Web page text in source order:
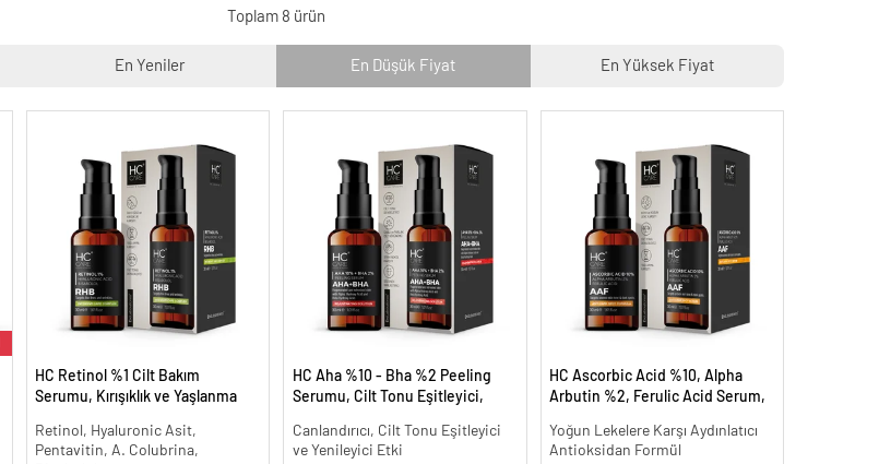
Toplam 8 ürün
En Yeniler En Düşük Fiyat En Yüksek Fiyat
HC Retinol %1 Cilt Bakım
Serumu, Kırışıklık ve Yaşlanma
Retinol, Hyaluronic Asit,
Pentavitin, A. Colubrina,
HC Aha %10 - Bha %2 Peeling
Serumu, Cilt Tonu Eşitleyici,
Canlandırıcı, Cilt Tonu Eşitleyici
ve Yenileyici Etki
HC Ascorbic Acid %10, Alpha
Arbutin %2, Ferulic Acid Serum,
ml.
Yoğun Lekelere Karşı Aydınlatıcı
Antioksidan Formül